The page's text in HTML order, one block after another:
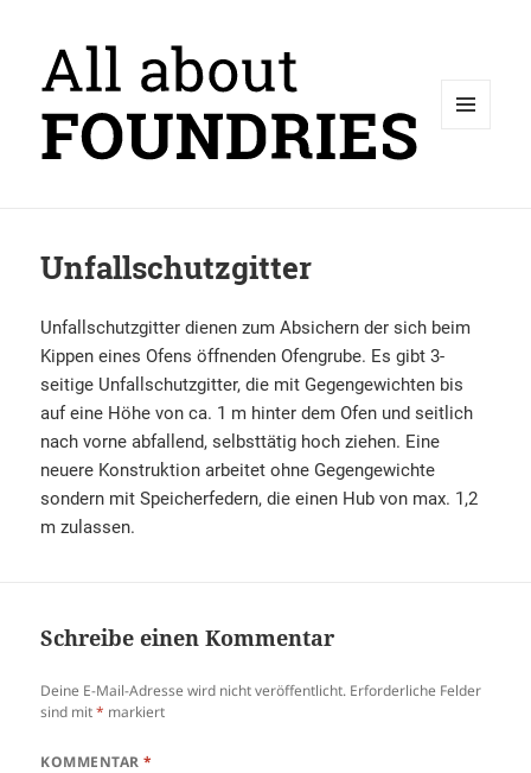
Unfallschutzgitter
Unfallschutzgitter dienen zum Absichern der sich beim
Kippen eines Ofens öffnenden Ofengrube. Es gibt 3-
seitige Unfallschutzgitter, die mit Gegengewichten bis
auf eine Höhe von ca. 1 m hinter dem Ofen und seitlich
nach vorne abfallend, selbsttätig hoch ziehen. Eine
neuere Konstruktion arbeitet ohne Gegengewichte
sondern mit Speicherfedern, die einen Hub von max. 1,2
m zulassen.
Schreibe einen Kommentar
Deine E-Mail-Adresse wird nicht veröffentlicht. Erforderliche Felder
sind mit* markiert
KOMMENTAR*